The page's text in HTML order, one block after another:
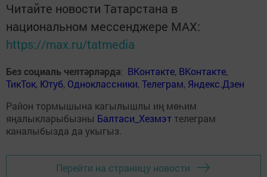
Читайте новости Татарстана в
национальном мессенджере MАХ:
https://max.ru/tatmedia
Без социаль челтәрләрдә: ВКонтакте, ВКонтакте,
ТикТок, Ютуб, Одноклассники,Телеграм, Яндекс.Дзен
Район тормышына кагылышлы иң мөһим
яңалыкларыбызны Балтаси_Хезмэт телеграм
каналыбызда да укыгыз.
Перейти на страницу новости